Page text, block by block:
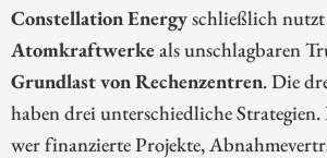
Constellation Energyschließlich nutzt
Atomkraftwerkeals unschlagbaren
Grundlast von Rechenzentren. Die
haben drei unterschiedliche
wer finanzierte Projekte,